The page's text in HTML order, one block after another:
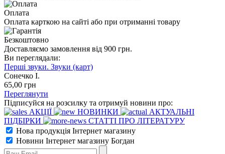
Оплата
Оплата карткою на сайті або при отриманні товару
Безкоштовно
Доставляємо замовлення від 900 грн.
Ви переглядали:
Перші звуки. Звуки (карт)
Сонечко І.
65,00 грн
Переглянути
Підписуйся на розсилку та отримуй новини про:
АКЦІЇ
НОВИНКИ
АКТУАЛЬНІ
ПІДБІРКИ
СТАТТІ ПРО ЛІТЕРАТУРУ
Нова продукція Інтернет магазину
Новини Інтернет магазину Богдан